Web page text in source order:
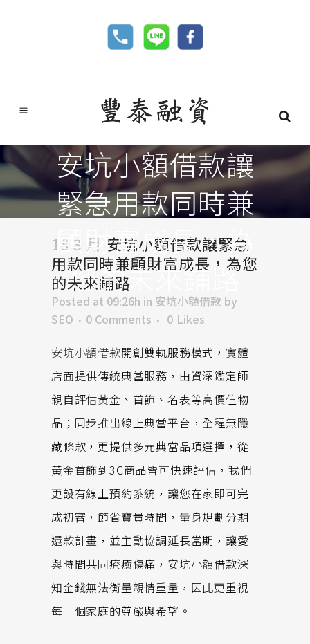
安坑小額借款讓
緊急用款同時兼
顧財富成長，為
您的未來鋪路
18 3 月 安坑小額借款讓緊急
用款同時兼顧財富成長，為您
的未來鋪路
Posted at 09:26h in 安坑小額借款 by
SEO
0 Comments 0 Likes
安坑小額借款開創雙軌服務模式，實體
店面提供傳統典當服務，由資深鑑定師
親自評估黃金、首飾、名表等高價值物
品；同步推出線上典當平台，全程無隱
藏條款，更提供多元典當品項選擇，從
黃金首飾到3C商品皆可快速評估，我們
更設有線上預約系統，讓您在家即可完
成初審，節省寶貴時間，量身規劃分期
還款計畫，並主動協調延長當期，讓愛
與時間共同療癒傷痛，安坑小額借款深
知金錢無法衡量親情重量，因此更重視
每一個家庭的尊嚴與希望。